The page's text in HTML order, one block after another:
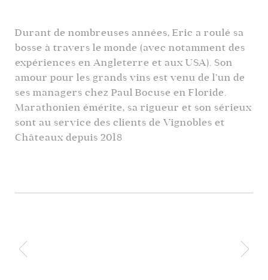
Durant de nombreuses années, Eric a roulé sa
bosse à travers le monde (avec notamment des
expériences en Angleterre et aux USA). Son
amour pour les grands vins est venu de l’un de
ses managers chez Paul Bocuse en Floride.
Marathonien émérite, sa rigueur et son sérieux
sont au service des clients de Vignobles et
Châteaux depuis 2018